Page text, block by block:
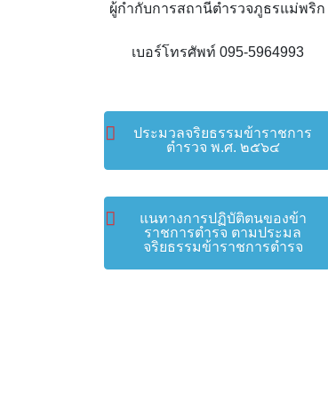
ผู้กำกับการสถานีตำรวจภูธรแม่พริก
เบอร์โทรศัพท์ 095-5964993
ประมวลจริยธรรมข้าราชการ
ตำรวจ พ.ศ. ๒๕๖๔
แนทางการปฏิบัติตนของข้า
ราชการตำรจ ตามประมล
จริยธรรมข้าราชการตำรจ